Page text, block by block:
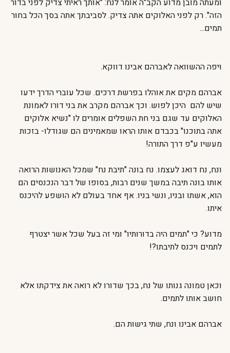
ומעתה מובן מדוע הקב"ה אומר לנח: "אותך ראיתי צדיק לפני בדור
הזה". רק לפני האלוקים אתה צדיק. לסביבתך אתה בסך הכל בחור
תמים...
ויפה ההשוואה לאברהם אבינו דווקא.
אברהם מקים את אוהלו בפרשת דרכים. שכל עוברי הדרך ידעו
שיש להם היכן לפוש. וכך אברהם מקרב את בני דורו לאמונת
האלוקים עד שגם בני חת השפלים אומרים לו "נשיא אלוקים
אתה בתוכנו" בכבדם אותו הראו שמאמינים הם שגודלו- בזכות
מעשיו ע"פ דרך התורה!
ונח, נח דואג לעצמו. נח בונה "תיבת נח" שמכל האנושות הרואה
אותו בונה תיבה במשך שנים רבות, בסופו של דבר הנכנסים הם
הוא, אשתו ובניו, ונשי בניו. אף אחד בעולם לא הושפע להיכנס
איתו.
מדוע? כי "תמים היה בדורותיו" ומי זה בעל שכל אשר יצטרף
לתמים ויכנס לתיבתו?!
וכאן טמונה גנותו של נח, בכך שדורו לא רואה את צידקתו אלא
חושב אותו לתמים.
אברהם אבינו ונח, שתי גישות הם.